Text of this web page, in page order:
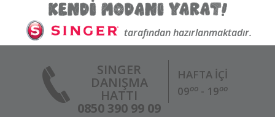
tarafından hazırlanmaktadır.
SINGER
DANIŞMA
HATTI
0850 390 99 09
HAFTA İÇİ
09oo- 19oo